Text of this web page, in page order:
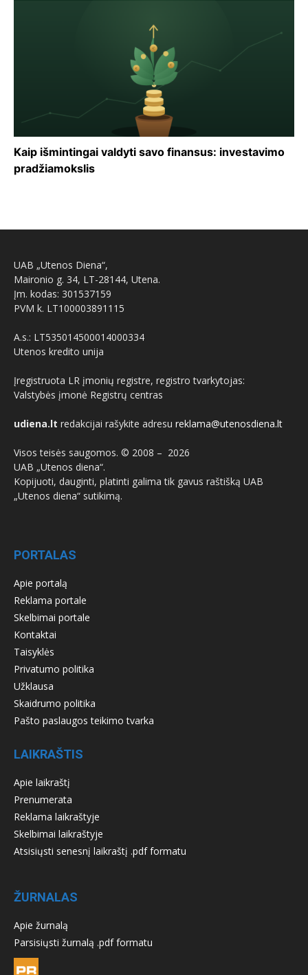
Kaip išmintingai valdyti savo finansus: investavimo
pradžiamokslis
UAB „Utenos Diena“,
Maironio g. 34, LT-28144, Utena.
Įm. kodas: 301537159
PVM k. LT100003891115
A.s.: LT535014500014000334
Utenos kredito unija
Įregistruota LR įmonių registre, registro tvarkytojas:
Valstybės įmonė Registrų centras
udiena.lt redakcijai rašykite adresu reklama@utenosdiena.lt
Visos teisės saugomos. © 2008 – 2026
UAB „Utenos diena“.
Kopijuoti, dauginti, platinti galima tik gavus raštišką UAB
„Utenos diena“ sutikimą.
PORTALAS
Apie portalą
Reklama portale
Skelbimai portale
Kontaktai
Taisyklės
Privatumo politika
Užklausa
Skaidrumo politika
Pašto paslaugos teikimo tvarka
LAIKRAŠTIS
Apie laikraštį
Prenumerata
Reklama laikraštyje
Skelbimai laikraštyje
Atsisiųsti senesnį laikraštį .pdf formatu
ŽURNALAS
Apie žurnalą
Parsisiųsti žurnalą .pdf formatu